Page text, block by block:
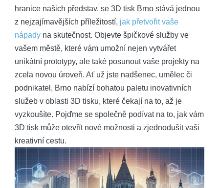
hranice našich představ, se 3D tisk Brno stává jednou
z nejzajímavějších příležitostí, jak přetvořit vaše
nápady na skutečnost. Objevte špičkové služby ve
vašem městě, které vám umožní nejen vytvářet
unikátní prototypy, ale také posunout vaše projekty na
zcela novou úroveň. Ať už jste nadšenec, umělec či
podnikatel, Brno nabízí bohatou paletu inovativních
služeb v oblasti 3D tisku, které čekají na to, až je
vyzkoušíte. Pojďme se společně podívat na to, jak vám
3D tisk může otevřít nové možnosti a zjednodušit vaši
kreativní cestu.